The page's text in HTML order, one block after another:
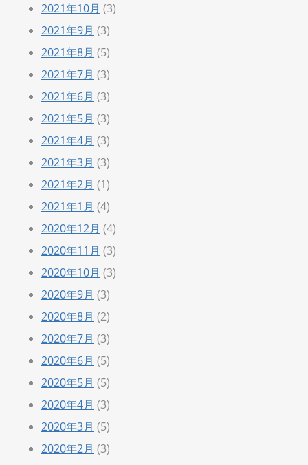
2021年10月 (3)
2021年9月 (3)
2021年8月 (5)
2021年7月 (3)
2021年6月 (3)
2021年5月 (3)
2021年4月 (3)
2021年3月 (3)
2021年2月 (1)
2021年1月 (4)
2020年12月 (4)
2020年11月 (3)
2020年10月 (3)
2020年9月 (3)
2020年8月 (2)
2020年7月 (3)
2020年6月 (5)
2020年5月 (5)
2020年4月 (3)
2020年3月 (5)
2020年2月 (3)